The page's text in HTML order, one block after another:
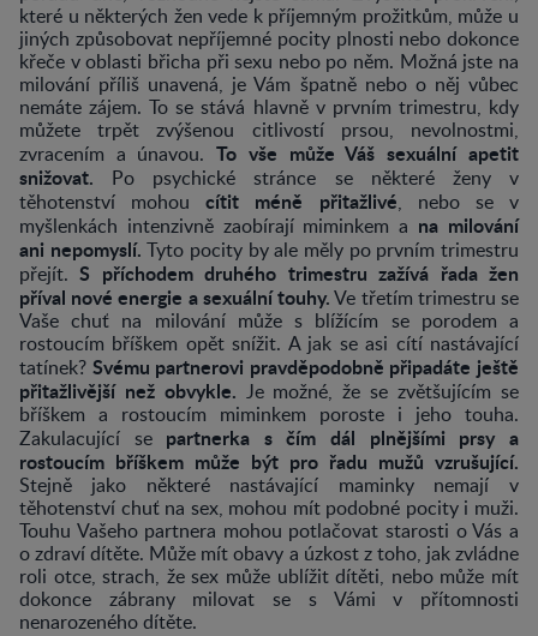
které u některých žen vede k příjemným prožitkům, může u
jiných způsobovat nepříjemné pocity plnosti nebo dokonce
křeče v oblasti břicha při sexu nebo po něm. Možná jste na
milování příliš unavená, je Vám špatně nebo o něj vůbec
nemáte zájem. To se stává hlavně v prvním trimestru, kdy
můžete trpět zvýšenou citlivostí prsou, nevolnostmi,
zvracením a únavou.To vše může Váš sexuální apetit
snižovat. Po psychické stránce se některé ženy v
těhotenství mohoucítit méně přitažlivé, nebo se v
myšlenkách intenzivně zaobírají miminkem a na milování
ani nepomyslí. Tyto pocity by ale měly po prvním trimestru
přejít.S příchodem druhého trimestru zažívá řada žen
příval nové energie a sexuální touhy.Ve třetím trimestru se
Vaše chuť na milování může s blížícím se porodem a
rostoucím bříškem opět snížit. A jak se asi cítí nastávající
tatínek? Svému partnerovi pravděpodobně připadáte ještě
přitažlivější než obvykle. Je možné, že se zvětšujícím se
bříškem a rostoucím miminkem poroste i jeho touha.
Zakulacující separtnerka s čím dál plnějšími prsy a
rostoucím bříškem může být pro řadu mužů vzrušující.
Stejně jako některé nastávající maminky nemají v
těhotenství chuť na sex, mohou mít podobné pocity i muži.
Touhu Vašeho partnera mohou potlačovat starosti o Vás a
o zdraví dítěte. Může mít obavy a úzkost z toho, jak zvládne
roli otce, strach, že sex může ublížit dítěti, nebo může mít
dokonce zábrany milovat se s Vámi v přítomnosti
nenarozeného dítěte.